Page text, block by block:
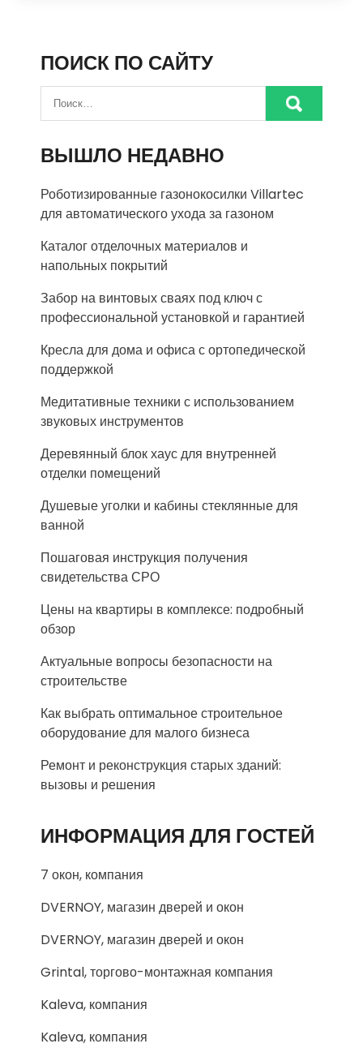
ПОИСК ПО САЙТУ
ВЫШЛО НЕДАВНО
Роботизированные газонокосилки Villartec
для автоматического ухода за газоном
Каталог отделочных материалов и
напольных покрытий
Забор на винтовых сваях под ключ с
профессиональной установкой и гарантией
Кресла для дома и офиса с ортопедической
поддержкой
Медитативные техники с использованием
звуковых инструментов
Деревянный блок хаус для внутренней
отделки помещений
Душевые уголки и кабины стеклянные для
ванной
Пошаговая инструкция получения
свидетельства СРО
Цены на квартиры в комплексе: подробный
обзор
Актуальные вопросы безопасности на
строительстве
Как выбрать оптимальное строительное
оборудование для малого бизнеса
Ремонт и реконструкция старых зданий:
вызовы и решения
ИНФОРМАЦИЯ ДЛЯ ГОСТЕЙ
7 окон, компания
DVERNOY, магазин дверей и окон
DVERNOY, магазин дверей и окон
Grintal, торгово-монтажная компания
Kaleva, компания
Kaleva, компания